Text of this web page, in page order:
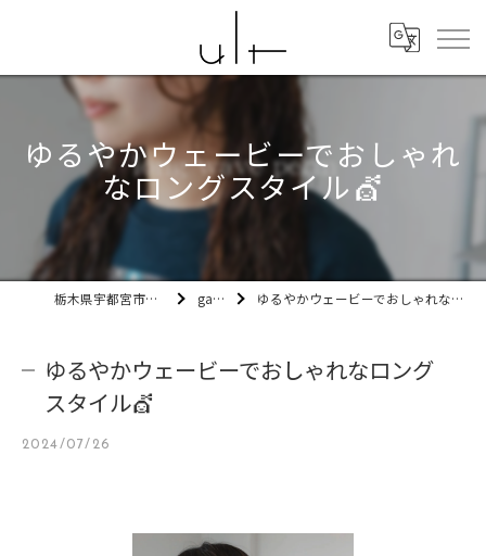
ゆるやかウェービーでおしゃれ
なロングスタイル💇
栃木県宇都宮市の美容室ult gallery ゆるやかウェービーでおしゃれなロングスタイル💇
ゆるやかウェービーでおしゃれなロング
スタイル💇
2024/07/26